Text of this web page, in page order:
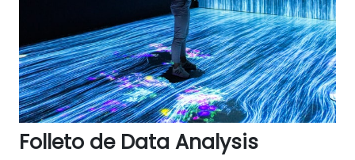
Folleto de Data Analysis